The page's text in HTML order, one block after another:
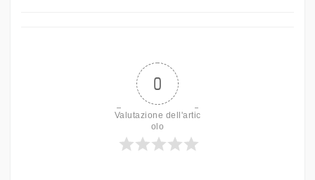
0
Valutazione dell'artic
olo